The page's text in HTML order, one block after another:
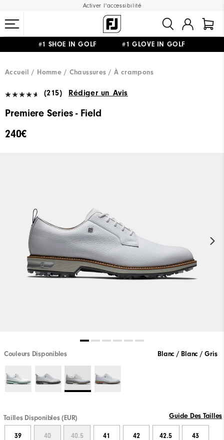
Activer l'accessibilité
#1 SHOE IN GOLF #1 GLOVE IN GOLF
Accueil
Homme Chaussures À crampons
(215) Rédiger un Avis
Premiere Series - Field
240€
Couleurs Disponibles Blanc / Blanc / Gris
Tailles Disponibles (EUR) Guide Des Tailles
39 40 40.5 41 42 42.5 43